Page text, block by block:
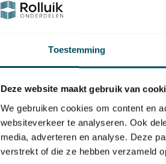
Toestemming
Deze website maakt gebruik van
We gebruiken cookies om content en
websiteverkeer te analyseren. Ook
media, adverteren en analyse. Deze
verstrekt of die ze hebben verzameld
58,95